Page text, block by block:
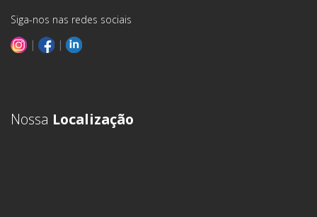
Siga-nos nas redes sociais
|
|
Nossa Localização